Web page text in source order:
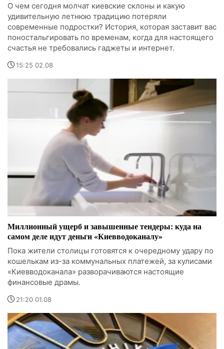
О чем сегодня молчат киевские склоны и какую
удивительную летнюю традицию потеряли
современные подростки? История, которая заставит вас
поностальгировать по временам, когда для настоящего
счастья не требовались гаджеты и интернет.
15:25 02.08
Миллионный ущерб и завышенные тендеры: куда на
самом деле идут деньги «Киевводоканалу»
Пока жители столицы готовятся к очередному удару по
кошелькам из-за коммунальных платежей, за кулисами
«Киевводоканала» разворачиваются настоящие
финансовые драмы.
21:20 01.08